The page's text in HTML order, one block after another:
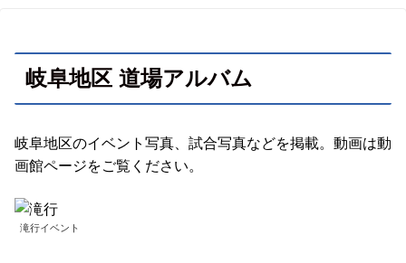
岐阜地区 道場アルバム
岐阜地区のイベント写真、試合写真などを掲載。動画は動
画館ページをご覧ください。
滝行イベント